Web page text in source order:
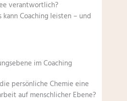
verantwortlich?
kann Coaching leisten – und
im Coaching
persönliche Chemie eine
auf menschlicher Ebene?